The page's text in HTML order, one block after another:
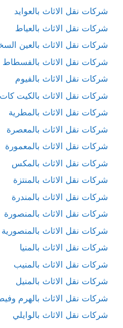
شركات نقل الاثاث بالعوايد
شركات نقل الاثاث بالعياط
شركات نقل الاثاث بالعين
شركات نقل الاثاث بالفسطاط
شركات نقل الاثاث بالفيوم
شركات نقل الاثاث بالكيت كات
شركات نقل الاثاث بالمطرية
شركات نقل الاثاث بالمعصرة
شركات نقل الاثاث بالمعمورة
شركات نقل الاثاث بالمكس
شركات نقل الاثاث بالمنتزة
شركات نقل الاثاث بالمندرة
شركات نقل الاثاث بالمنصورة
شركات نقل الاثاث بالمنصورية
شركات نقل الاثاث بالمنيا
شركات نقل الاثاث بالمنيب
شركات نقل الاثاث بالمنيل
شركات نقل الاثاث بالهرم
شركات نقل الاثاث بالوايلي